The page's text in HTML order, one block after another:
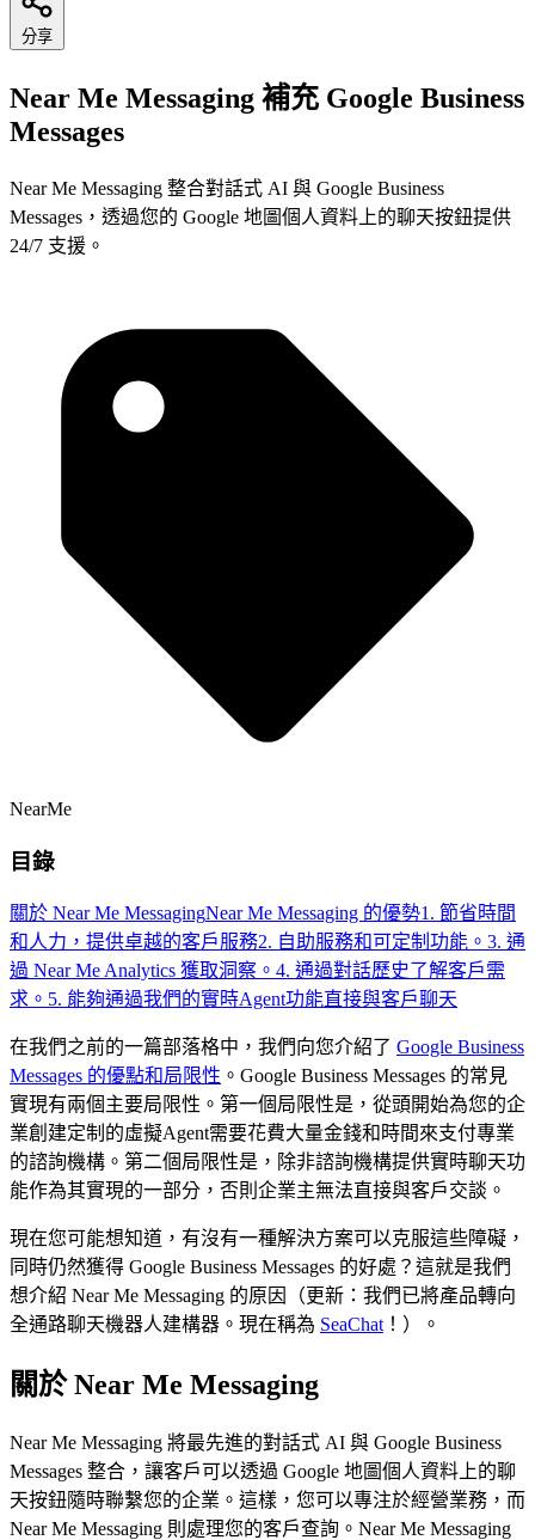
分享
Near Me Messaging 補充 Google Business
Messages
Near Me Messaging 整合對話式 AI 與 Google Business
Messages，透過您的 Google 地圖個人資料上的聊天按鈕提供
24/7 支援。
NearMe
目錄
關於 Near Me MessagingNear Me Messaging 的優勢1. 節省時間
和人力，提供卓越的客戶服務2. 自助服務和可定制功能。 3. 通
過 Near Me Analytics 獲取洞察。 4. 通過對話歷史了解客戶需
求。 5. 能夠通過我們的實時Agent功能直接與客戶聊天
在我們之前的一篇部落格中，我們向您介紹了 Google Business
Messages 的優點和局限性 。Google Business Messages 的常見
實現有兩個主要局限性。第一個局限性是，從頭開始為您的企
業創建定制的虛擬Agent需要花費大量金錢和時間來支付專業
的諮詢機構。第二個局限性是，除非諮詢機構提供實時聊天功
能作為其實現的一部分，否則企業主無法直接與客戶交談。
現在您可能想知道，有沒有一種解決方案可以克服這些障礙，
同時仍然獲得 Google Business Messages 的好處？這就是我們
想介紹 Near Me Messaging 的原因（更新：我們已將產品轉向
全通路聊天機器人建構器。現在稱為 SeaChat ！）。
關於 Near Me Messaging
Near Me Messaging 將最先進的對話式 AI 與 Google Business
Messages 整合，讓客戶可以透過 Google 地圖個人資料上的聊
天按鈕隨時聯繫您的企業。這樣，您可以專注於經營業務，而
Near Me Messaging 則處理您的客戶查詢。Near Me Messaging